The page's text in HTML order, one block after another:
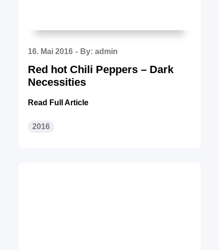
Posted
on
16. Mai 2016 By:admin
Red hot Chili Peppers – Dark
Necessities
Read Full Article
2016